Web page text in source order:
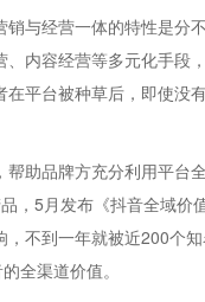
与经营一体的特性是分
内容经营等多元化手段
平台被种草后，即使没
助品牌方充分利用平台
，5月发布《抖音全域价
不到一年就被近200个
全渠道价值。